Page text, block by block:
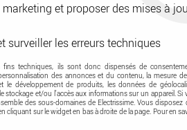
et proposer des mises à
surveiller les erreurs techniques
fins techniques, ils sont donc dispensés de
des annonces et du contenu, la mesure
le développement de produits, les données de
stockage et/ou l'accès aux informations sur un appareil.
des sous-domaines de Electrissime. Vous disposez
cliquant sur le widget en bas à droite de la page. Pour en